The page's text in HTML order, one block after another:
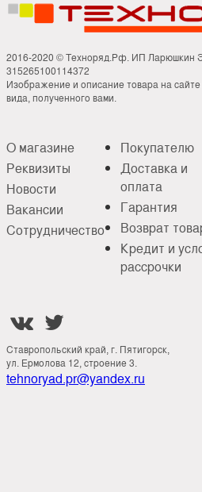
2016-2020 © Техноряд.Рф. ИП Ларюшкин
315265100114372
Изображение и описание товара на сайте
вида, полученного вами.
О магазине
Реквизиты
Новости
Вакансии
Сотрудничество
Покупателю
Доставка и
оплата
Гарантия
Возврат
Кредит и
рассрочки
 
Ставропольский край, г. Пятигорск,
ул. Ермолова 12, строение 3.
tehnoryad.pr@yandex.ru